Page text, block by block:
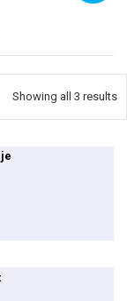
Showing all 3 results